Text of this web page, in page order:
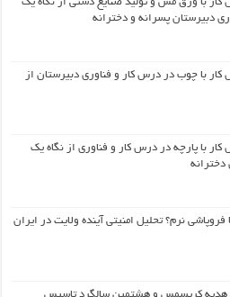
دبیرستان پسرانه و دخترانه
با چوب در درس کار و فناوری دبیرستان از
با پارچه در درس کار و فناوری از نگاه یک
دخترانه
فروپاشی نرم؟ تحلیل امنیتی آینده ولایت در ایران
هدیه کریسمس و هشتمین سالگرد تاسیس